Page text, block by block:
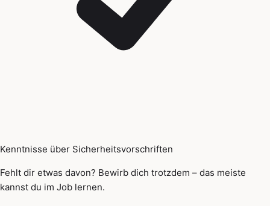
Kenntnisse über Sicherheitsvorschriften
Fehlt dir etwas davon? Bewirb dich trotzdem – das meiste
kannst du im Job lernen.